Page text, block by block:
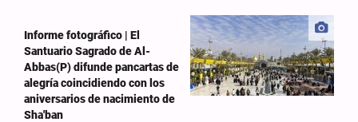
Informe fotográfico | El
Santuario Sagrado de Al-
Abbas(P) difunde pancartas de
alegría coincidiendo con los
aniversarios de nacimiento de
Sha'ban